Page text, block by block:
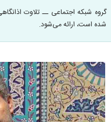
گروه شبکه اجتماعی ــ تلاوت
شده است، ارائه می‌شود.